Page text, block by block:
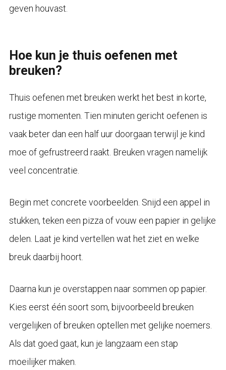
geven houvast.
Hoe kun je thuis oefenen met
breuken?
Thuis oefenen met breuken werkt het best in korte,
rustige momenten. Tien minuten gericht oefenen is
vaak beter dan een half uur doorgaan terwijl je kind
moe of gefrustreerd raakt. Breuken vragen namelijk
veel concentratie.
Begin met concrete voorbeelden. Snijd een appel in
stukken, teken een pizza of vouw een papier in gelijke
delen. Laat je kind vertellen wat het ziet en welke
breuk daarbij hoort.
Daarna kun je overstappen naar sommen op papier.
Kies eerst één soort som, bijvoorbeeld breuken
vergelijken of breuken optellen met gelijke noemers.
Als dat goed gaat, kun je langzaam een stap
moeilijker maken.